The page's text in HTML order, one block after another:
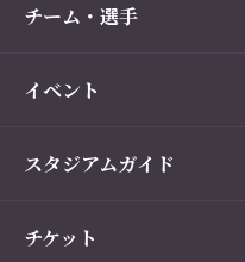
チーム・選手
イベント
スタジアムガイド
チケット